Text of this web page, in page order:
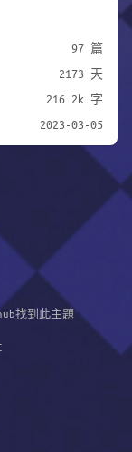
97 篇
2173 天
216.2k 字
2023-03-05
找到此主題